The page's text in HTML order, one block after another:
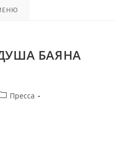
БАЯНА
Пресса